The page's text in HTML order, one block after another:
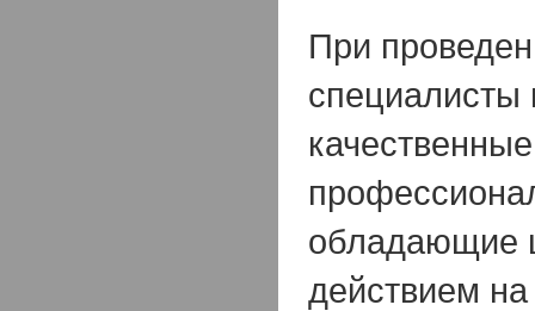
При
обладающие
действием